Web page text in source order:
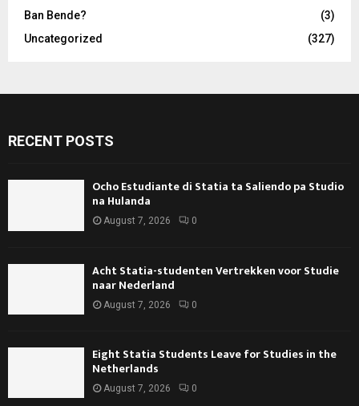
Ban Bende?
(3)
Uncategorized
(327)
RECENT POSTS
Ocho Estudiante di Statia ta Saliendo pa Studio
na Hulanda
August 7, 2026 0
Acht Statia-studenten Vertrekken voor Studie
naar Nederland
August 7, 2026 0
Eight Statia Students Leave for Studies in the
Netherlands
August 7, 2026 0